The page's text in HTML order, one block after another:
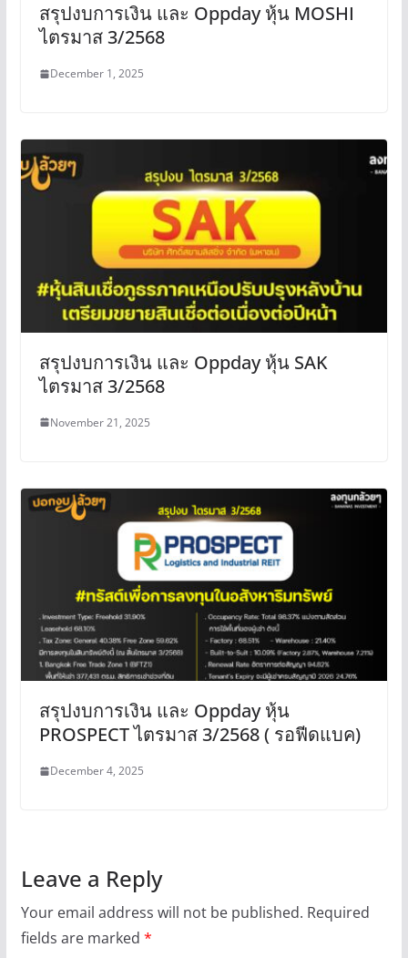
สรุปงบการเงิน และ Oppday หุ้น MOSHI
ไตรมาส 3/2568
December 1, 2025
สรุปงบการเงิน และ Oppday หุ้น SAK
ไตรมาส 3/2568
November 21, 2025
สรุปงบการเงิน และ Oppday หุ้น
PROSPECT ไตรมาส 3/2568 ( รอฟีดแบค)
December 4, 2025
Leave a Reply
Your email address will not be published. Required
fields are marked *